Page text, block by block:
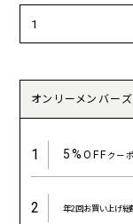
オンリーメンバー
1 5%OFFクー
2 年2回お買い上げ総